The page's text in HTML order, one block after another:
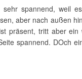
spannend, weil
aber nach außen
präsent, tritt aber
spannend. DOch